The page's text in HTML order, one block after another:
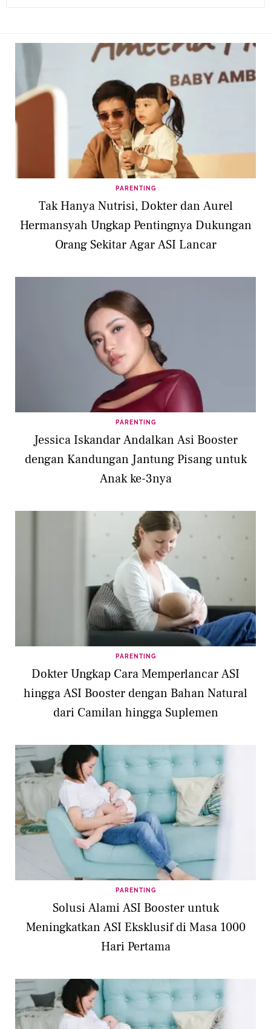
PARENTING
Tak Hanya Nutrisi, Dokter dan Aurel
Hermansyah Ungkap Pentingnya Dukungan
Orang Sekitar Agar ASI Lancar
PARENTING
Jessica Iskandar Andalkan Asi Booster
dengan Kandungan Jantung Pisang untuk
Anak ke-3nya
PARENTING
Dokter Ungkap Cara Memperlancar ASI
hingga ASI Booster dengan Bahan Natural
dari Camilan hingga Suplemen
PARENTING
Solusi Alami ASI Booster untuk
Meningkatkan ASI Eksklusif di Masa 1000
Hari Pertama